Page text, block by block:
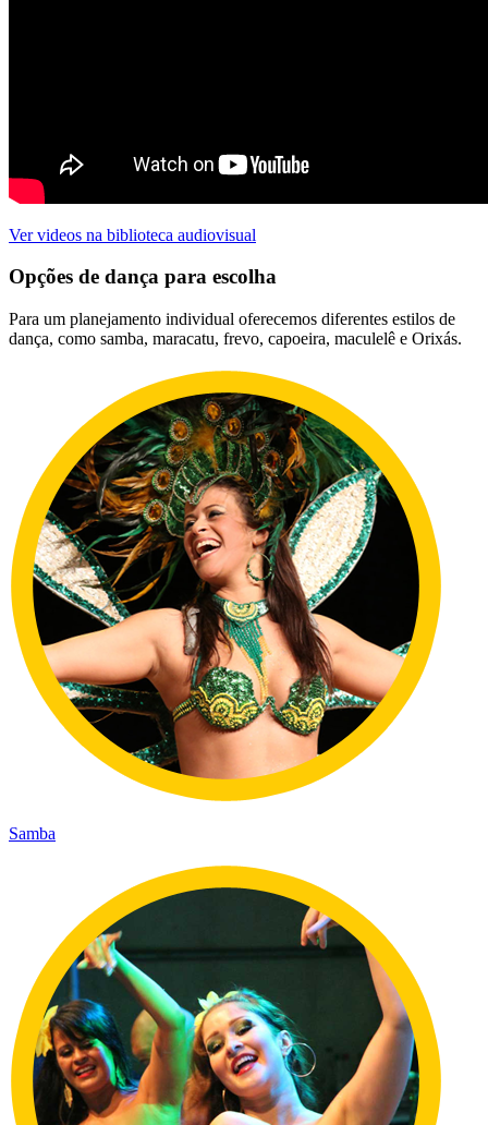
Ver videos na biblioteca audiovisual
Opções de dança para escolha
Para um planejamento individual oferecemos diferentes estilos de
dança, como samba, maracatu, frevo, capoeira, maculelê e Orixás.
Samba